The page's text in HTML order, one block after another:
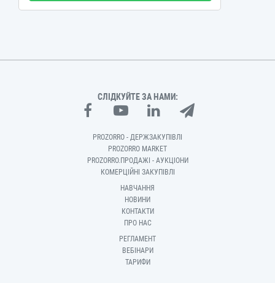
СЛІДКУЙТЕ ЗА НАМИ:
PROZORRO - ДЕРЖЗАКУПІВЛІ
PROZORRO MARKET
PROZORRO.ПРОДАЖІ - АУКЦІОНИ
КОМЕРЦІЙНІ ЗАКУПІВЛІ
НАВЧАННЯ
НОВИНИ
КОНТАКТИ
ПРО НАС
РЕГЛАМЕНТ
ВЕБІНАРИ
ТАРИФИ